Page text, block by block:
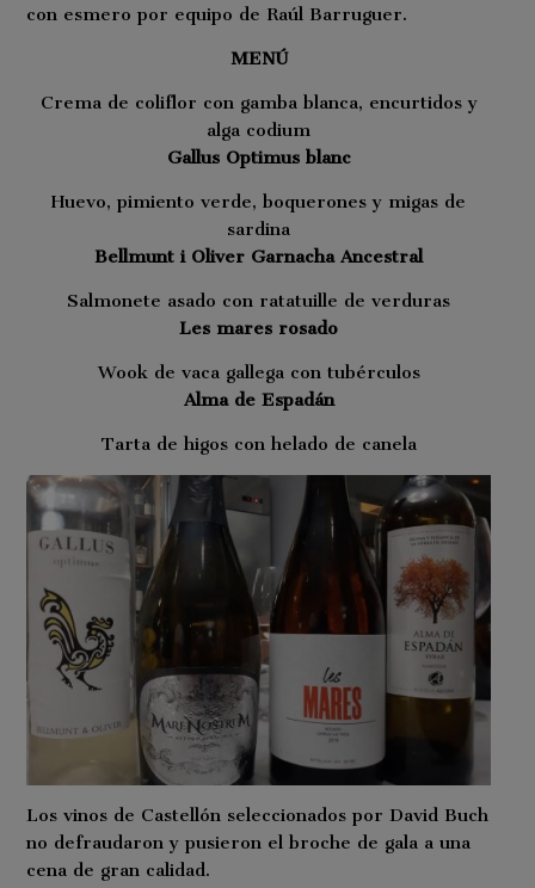
con esmero por equipo de Raúl Barruguer.
MENÚ
Crema de coliflor con gamba blanca, encurtidos y
alga codium
Gallus Optimus blanc
Huevo, pimiento verde, boquerones y migas de
sardina
Bellmunt i Oliver Garnacha Ancestral
Salmonete asado con ratatuille de verduras
Les mares rosado
Wook de vaca gallega con tubérculos
Alma de Espadán
Tarta de higos con helado de canela
Los vinos de Castellón seleccionados por David Buch
no defraudaron y pusieron el broche de gala a una
cena de gran calidad.